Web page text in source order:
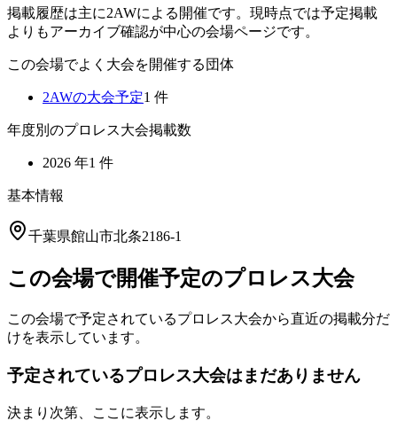
掲載履歴は主に2AWによる開催です。現時点では予定掲載
よりもアーカイブ確認が中心の会場ページです。
この会場でよく大会を開催する団体
2AWの大会予定1 件
年度別のプロレス大会掲載数
2026 年1 件
基本情報
千葉県館山市北条2186-1
この会場で開催予定のプロレス大会
この会場で予定されているプロレス大会から直近の掲載分だ
けを表示しています。
予定されているプロレス大会はまだありません
決まり次第、ここに表示します。